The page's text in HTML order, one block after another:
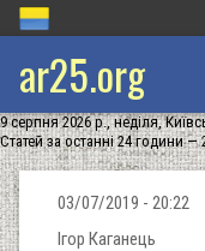
ar25.org
9 серпня 2026 р., неділя,
Статей за останні 24 години —
03/07/2019 - 20:22
Ігор Каганець